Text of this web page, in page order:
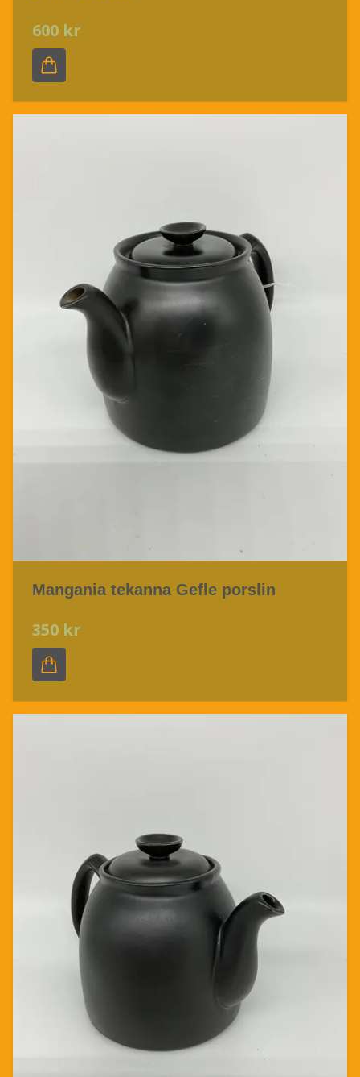
600 kr
Mangania tekanna Gefle porslin
350 kr